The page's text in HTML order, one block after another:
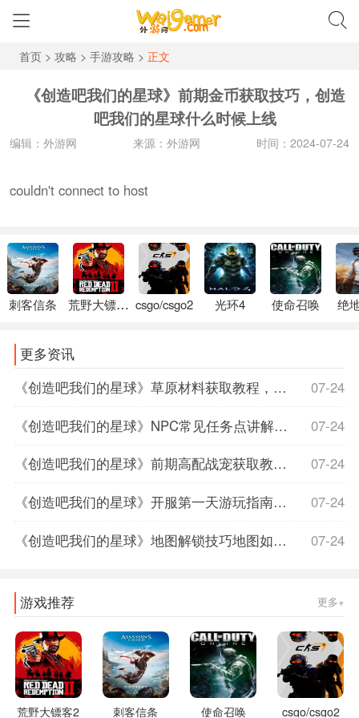
首页> 攻略 > 手游攻略 > 正文
《创造吧我们的星球》前期金币获取技巧，创造
吧我们的星球什么时候上线
编辑：外游网 来源：外游网 时间：2024-07-24
couldn't connect to host
刺客信条 荒野大镖客2 csgo/csgo2 光环4 使命召唤 绝
更多资讯
07-24
《创造吧我们的星球》草原材料获取教程，创造吧我们的星球下载，创造我的星球作文
07-24
《创造吧我们的星球》NPC常见任务点讲解，创造吧我们的星球苹果上线时间
07-24
《创造吧我们的星球》前期高配战宠获取教程高配战宠如何获取，创造吧我们的星球什么时候上线
07-24
《创造吧我们的星球》开服第一天游玩指南，创造吧我们的星球正式服上线时间
07-24
《创造吧我们的星球》地图解锁技巧地图如何解锁，创造吧我们的星球什么时候上线
游戏推荐 更多+
荒野大镖客2 刺客信条 使命召唤 csgo/csgo2